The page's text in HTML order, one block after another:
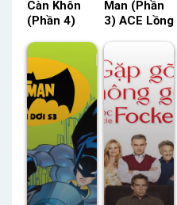
Càn Khôn
(Phần 4)
Minh –
Status: 12 /
12 Thuyết
Minh
Man (Phần
3) ACE Lồng
Status: 12 /
12 Lồng
Tiếng